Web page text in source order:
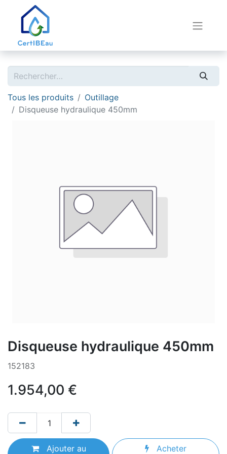
Tous les produits
Outillage
Disqueuse hydraulique 450mm
Disqueuse hydraulique 450mm
152183
1.954,00 €
Ajouter au Acheter